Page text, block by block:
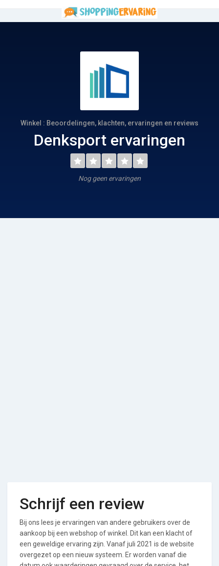
Winkel : Beoordelingen, klachten, ervaringen en reviews
Denksport ervaringen
Nog geen ervaringen
Schrijf een review
Bij ons lees je ervaringen van andere gebruikers over de
aankoop bij een webshop of winkel. Dit kan een klacht of
een geweldige ervaring zijn. Vanaf juli 2021 is de website
overgezet op een nieuw systeem. Er worden vanaf die